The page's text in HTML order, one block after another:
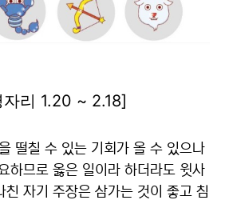
자리 1.20 ~ 2.18]
떨칠 수 있는 기회가 올 수 있으나
하므로 옳은 일이라 하더라도 윗사
친 자기 주장은 삼가는 것이 좋고 침